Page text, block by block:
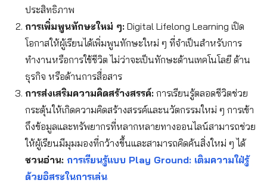
ประสิทธิภาพ
การเพิ่มพูนทักษะใหม่ ๆ:Digital Lifelong Learning เปิด
โอกาสให้ผู้เรียนได้เพิ่มพูนทักษะใหม่ ๆ ที่จำเป็นสำหรับการ
ทำงานหรือการใช้ชีวิต ไม่ว่าจะเป็นทักษะด้านเทคโนโลยี ด้าน
ธุรกิจ หรือด้านการสื่อสาร
การส่งเสริมความคิดสร้างสรรค์:การเรียนรู้ตลอดชีวิตช่วย
กระตุ้นให้เกิดความคิดสร้างสรรค์และนวัตกรรมใหม่ ๆ การเข้า
ถึงข้อมูลและทรัพยากรที่หลากหลายทางออนไลน์สามารถช่วย
ให้ผู้เรียนมีมุมมองที่กว้างขึ้นและสามารถคิดค้นสิ่งใหม่ ๆ ได้
ชวนอ่าน: การเรียนรู้แบบ Play Ground: เติมความใฝ่รู้
ด้วยอิสระในการเล่น